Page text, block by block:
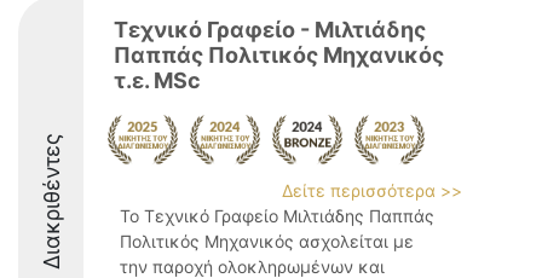
Διακριθέντες
Τεχνικό Γραφείο - Μιλτιάδης
Παππάς Πολιτικός Μηχανικός
τ.ε. MSc
Δείτε περισσότερα >>
Το Τεχνικό Γραφείο Μιλτιάδης Παππάς
Πολιτικός Μηχανικός ασχολείται με
την παροχή ολοκληρωμένων και